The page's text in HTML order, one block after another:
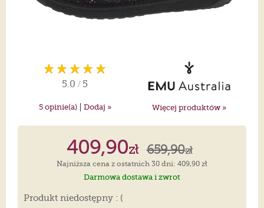
5.0 / 5
5opinie(a)| Dodaj » Więcej produktów »
409,90zł 659,90zł
Najniższa cena z ostatnich 30 dni: 409,90 zł
Darmowa dostawa i zwrot
Produkt niedostępny : (